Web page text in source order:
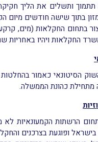
ותשלים את הליך
בתוך שישה חודשים מיום
בתחום החקלאות (מים,
החקלאות ויהיו באחריות
הסיטונאי כאמור
מתחילת כהונת הממשלה.
בתחום הרשתות הקמעונאיות
בישראל ופוגעת בצרכנים